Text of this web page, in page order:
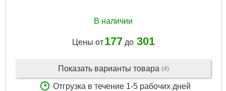
В наличии
Цены от 177 до 301
Показать варианты товара (4)
Отгрузка в течение 1-5 рабочих дней